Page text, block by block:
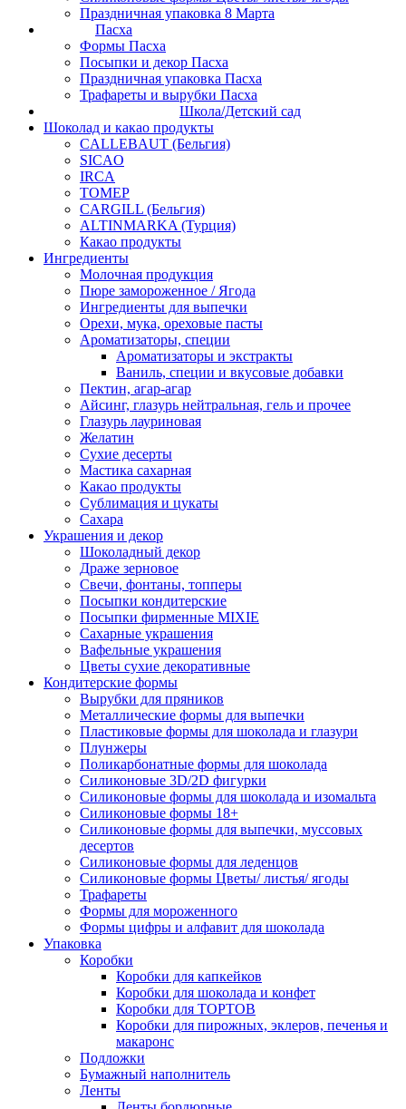
Праздничная упаковка 8 Марта
Пасха
Формы Пасха
Посыпки и декор Пасха
Праздничная упаковка Пасха
Трафареты и вырубки Пасха
Школа/Детский сад
Шоколад и какао продукты
CALLEBAUT (Бельгия)
SICAO
IRCA
ТОМЕР
CARGILL (Бельгия)
ALTINMARKA (Турция)
Какао продукты
Ингредиенты
Молочная продукция
Пюре замороженное / Ягода
Ингредиенты для выпечки
Орехи, мука, ореховые пасты
Ароматизаторы, специи
Ароматизаторы и экстракты
Ваниль, специи и вкусовые добавки
Пектин, агар-агар
Айсинг, глазурь нейтральная, гель и прочее
Глазурь лауриновая
Желатин
Сухие десерты
Мастика сахарная
Какао продукты
Сублимация и цукаты
Сахара
Украшения и декор
Шоколадный декор
Драже зерновое
Свечи, фонтаны, топперы
Посыпки кондитерские
Посыпки фирменные MIXIE
Сахарные украшения
Вафельные украшения
Цветы сухие декоративные
Кондитерские формы
Вырубки для пряников
Металлические формы для выпечки
Пластиковые формы для шоколада и глазури
Плунжеры
Поликарбонатные формы для шоколада
Силиконовые 3D/2D фигурки
Силиконовые формы для шоколада и изомальта
Силиконовые формы 18+
Силиконовые формы для выпечки, муссовых
десертов
Силиконовые формы для леденцов
Силиконовые формы Цветы/ листья/ ягоды
Трафареты
Формы для мороженного
Формы цифры и алфавит для шоколада
Упаковка
Коробки
Коробки для капкейков
Коробки для шоколада и конфет
Коробки для ТОРТОВ
Коробки для пирожных, эклеров, печенья и
макаронс
Подложки
Бумажный наполнитель
Ленты